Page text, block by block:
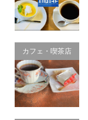
カフェ・喫茶店